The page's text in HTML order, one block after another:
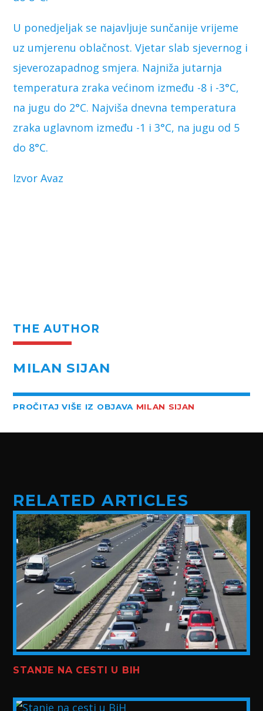
U ponedjeljak se najavljuje sunčanije vrijeme
uz umjerenu oblačnost. Vjetar slab sjevernog i
sjeverozapadnog smjera. Najniža jutarnja
temperatura zraka većinom između -8 i -3°C,
na jugu do 2°C. Najviša dnevna temperatura
zraka uglavnom između -1 i 3°C, na jugu od 5
do 8°C.
Izvor Avaz
THE AUTHOR
MILAN SIJAN
PROČITAJ VIŠE IZ OBJAVA MILAN SIJAN
RELATED ARTICLES
STANJE NA CESTI U BIH